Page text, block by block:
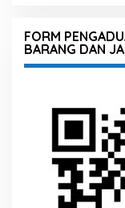
FORM
BARANG DAN